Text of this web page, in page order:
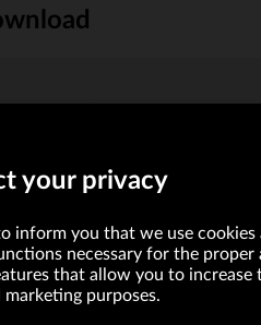
your privacy
inform you that we use cookies
necessary for the
that allow you to increase
purposes.